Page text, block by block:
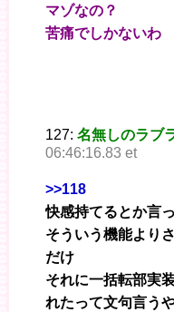
マゾなの？
苦痛でしかないわ
127: 名無しのラブ
06:46:16.83 et
>>118
快感持てるとか言
そういう機能より
だけ
それに一括転部実
れたって文句言う